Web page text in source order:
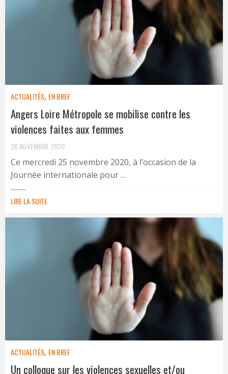
ACTUALITÉS, EN BREF
Angers Loire Métropole se mobilise contre les
violences faites aux femmes
26 NOVEMBRE 2020
Ce mercredi 25 novembre 2020, à l’occasion de la
Journée internationale pour ...
LIRE LA SUITE
ACTUALITÉS, EN BREF
Un colloque sur les violences sexuelles et/ou